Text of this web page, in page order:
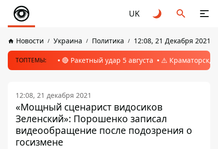
UK
Новости Украина Политика 12:08, 21 Декабря 2021
ТОПТЕМЫ: 🔴 Ракетный удар 5 августа ⚠️ Краматорск,
12:08, 21 декабря 2021
«Мощный сценарист видосиков
Зеленский»: Порошенко записал
видеообращение после подозрения о
госизмене